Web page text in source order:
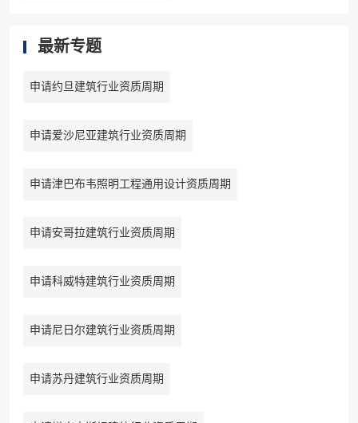
最新专题
申请约旦建筑行业资质周期
申请爱沙尼亚建筑行业资质周期
申请津巴布韦照明工程通用设计资质周期
申请安哥拉建筑行业资质周期
申请科威特建筑行业资质周期
申请尼日尔建筑行业资质周期
申请苏丹建筑行业资质周期